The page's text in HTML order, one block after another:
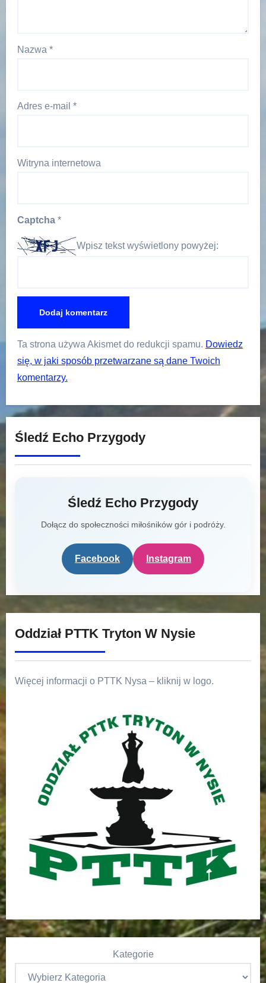
Nazwa *
Adres e-mail *
Witryna internetowa
Captcha *
Wpisz tekst wyświetlony powyżej:
Ta strona używa Akismet do redukcji spamu. Dowiedz
się, w jaki sposób przetwarzane są dane Twoich
komentarzy.
Śledź Echo Przygody
Śledź Echo Przygody
Dołącz do społeczności miłośników gór i podróży.
Facebook Instagram
Oddział PTTK Tryton W Nysie
Więcej informacji o PTTK Nysa – kliknij w logo.
Kategorie